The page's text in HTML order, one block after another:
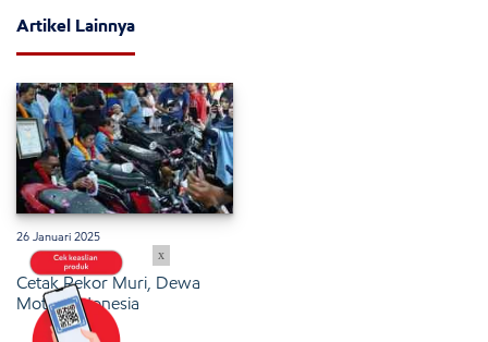
Artikel Lainnya
26 Januari 2025
Cetak Rekor Muri, Dewa
Motor Indonesia
x